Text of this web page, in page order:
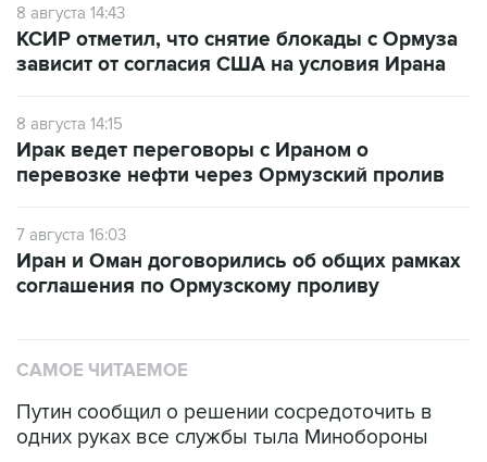
8 августа 14:43
КСИР отметил, что снятие блокады с Ормуза
зависит от согласия США на условия Ирана
8 августа 14:15
Ирак ведет переговоры с Ираном о
перевозке нефти через Ормузский пролив
7 августа 16:03
Иран и Оман договорились об общих рамках
соглашения по Ормузскому проливу
САМОЕ ЧИТАЕМОЕ
Путин сообщил о решении сосредоточить в
одних руках все службы тыла Минобороны